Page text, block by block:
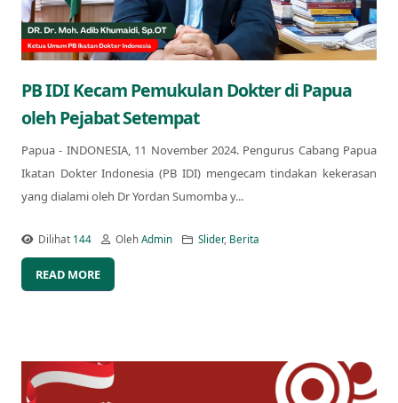
PB IDI Kecam Pemukulan Dokter di Papua
oleh Pejabat Setempat
Papua - INDONESIA, 11 November 2024. Pengurus Cabang Papua
Ikatan Dokter Indonesia (PB IDI) mengecam tindakan kekerasan
yang dialami oleh Dr Yordan Sumomba y...
Dilihat 144 OlehAdmin Slider, Berita
READ MORE